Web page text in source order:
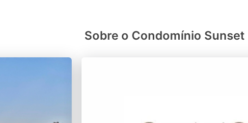
Sobre o Condomínio Sunset